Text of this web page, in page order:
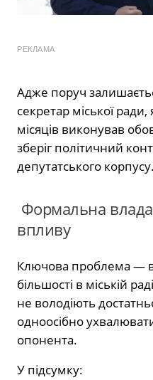
РЕКЛАМА
Адже поруч
секретар міської
місяців виконував
зберіг політичний
депутатського корпусу.
Формальна
впливу
Ключова проблема —
більшості в міській
не володіють
одноосібно
опонента.
У підсумку: